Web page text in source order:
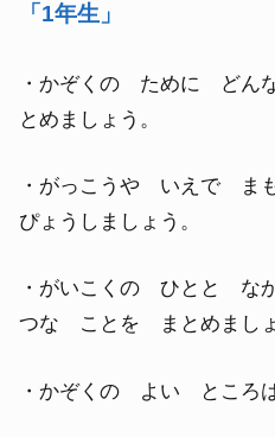
「1年生」
・かぞくの ために ど
とめましょう。
・がっこうや いえで ま
ぴょうしましょう。
・がいこくの ひとと な
つな ことを まとめましょ
・かぞくの よい ところ